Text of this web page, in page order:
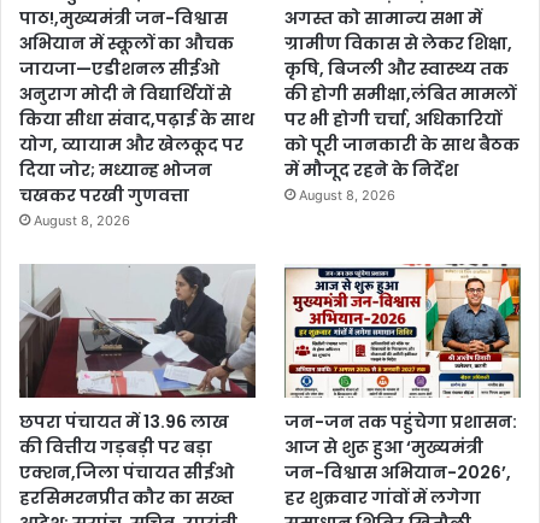
पाठ!,मुख्यमंत्री जन-विश्वास
अभियान में स्कूलों का औचक
जायजा—एडीशनल सीईओ
अनुराग मोदी ने विद्यार्थियों से
किया सीधा संवाद,पढ़ाई के साथ
योग, व्यायाम और खेलकूद पर
दिया जोर; मध्यान्ह भोजन
चखकर परखी गुणवत्ता
August 8, 2026
अगस्त को सामान्य सभा में
ग्रामीण विकास से लेकर शिक्षा,
कृषि, बिजली और स्वास्थ्य तक
की होगी समीक्षा,लंबित मामलों
पर भी होगी चर्चा, अधिकारियों
को पूरी जानकारी के साथ बैठक
में मौजूद रहने के निर्देश
August 8, 2026
छपरा पंचायत में 13.96 लाख
की वित्तीय गड़बड़ी पर बड़ा
एक्शन,जिला पंचायत सीईओ
हरसिमरनप्रीत कौर का सख्त
जन-जन तक पहुंचेगा प्रशासन:
आज से शुरू हुआ ‘मुख्यमंत्री
जन-विश्वास अभियान-2026’,
हर शुक्रवार गांवों में लगेगा